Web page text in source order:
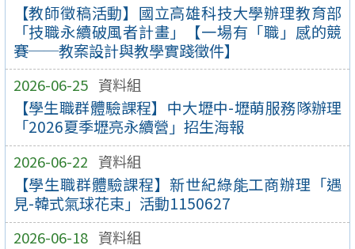
【教師徵稿活動】國立高雄科技大學辦理教育部
「技職永續破風者計畫」【一場有「職」感的競
賽──教案設計與教學實踐徵件】
2026-06-25 資料組
【學生職群體驗課程】中大壢中-壢萌服務隊辦理
「2026夏季壢亮永續營」招生海報
2026-06-22 資料組
【學生職群體驗課程】新世紀綠能工商辦理「遇
見-韓式氣球花束」活動1150627
2026-06-18 資料組